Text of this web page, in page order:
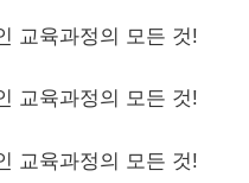
교육과정의 모든 것!
교육과정의 모든 것!
교육과정의 모든 것!